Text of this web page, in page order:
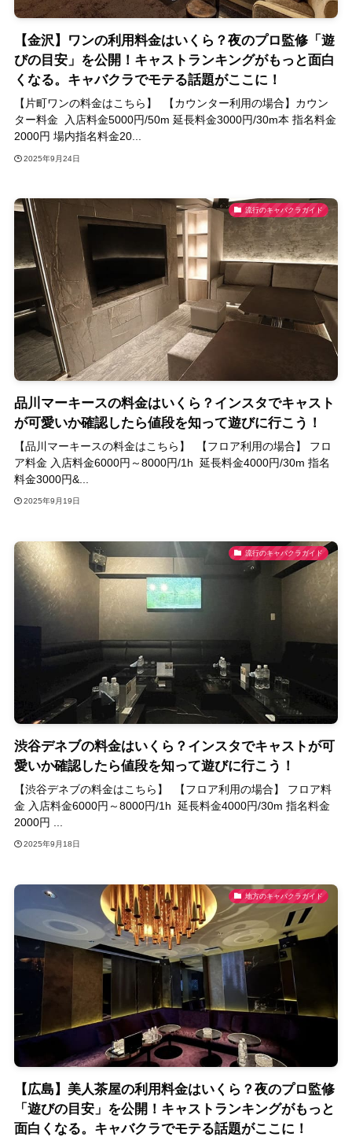
【金沢】ワンの利用料金はいくら？夜のプロ監修「遊
びの目安」を公開！キャストランキングがもっと面白
くなる。キャバクラでモテる話題がここに！
【片町ワンの料金はこちら】 【カウンター利用の場合】カウン
ター料金 入店料金5000円/50m 延長料金3000円/30m本 指名料金
2000円 場内指名料金20...
2025年9月24日
流行のキャバクラガイド
品川マーキースの料金はいくら？インスタでキャスト
が可愛いか確認したら値段を知って遊びに行こう！
【品川マーキースの料金はこちら】 【フロア利用の場合】 フロ
ア料金 入店料金6000円～8000円/1h 延長料金4000円/30m 指名
料金3000円&...
2025年9月19日
流行のキャバクラガイド
渋谷デネブの料金はいくら？インスタでキャストが可
愛いか確認したら値段を知って遊びに行こう！
【渋谷デネブの料金はこちら】 【フロア利用の場合】 フロア料
金 入店料金6000円～8000円/1h 延長料金4000円/30m 指名料金
2000円 ...
2025年9月18日
地方のキャバクラガイド
【広島】美人茶屋の利用料金はいくら？夜のプロ監修
「遊びの目安」を公開！キャストランキングがもっと
面白くなる。キャバクラでモテる話題がここに！